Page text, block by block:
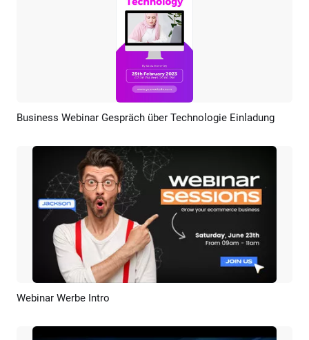
Vorschau KI Erstellen
Business Webinar Gespräch über Technologie Einladung
Vorschau
Webinar Werbe Intro